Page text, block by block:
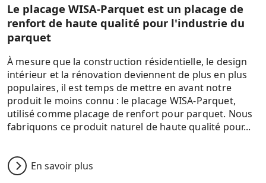
Le placage WISA-Parquet est un placage de
renfort de haute qualité pour l'industrie du
parquet
À mesure que la construction résidentielle, le design
intérieur et la rénovation deviennent de plus en plus
populaires, il est temps de mettre en avant notre
produit le moins connu : le placage WISA-Parquet,
utilisé comme placage de renfort pour parquet. Nous
fabriquons ce produit naturel de haute qualité pour...
En savoir plus